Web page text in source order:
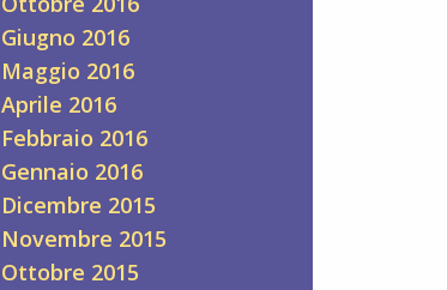
Giugno 2016
Maggio 2016
Aprile 2016
Febbraio 2016
Gennaio 2016
Dicembre 2015
Novembre 2015
Ottobre 2015